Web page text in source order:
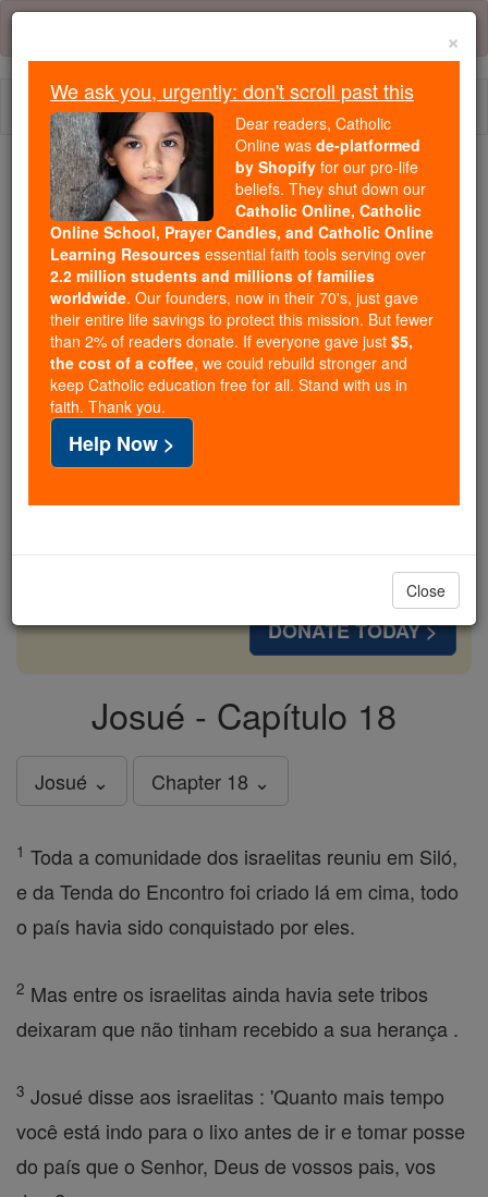
Skip
content
Because of You, 2.2 Million
Students Are Being Formed in the
Faith
Because of generous supporters like you,
Catholic Online School has already delivered
free, faithful Catholic education to over 2.2
million students across 193 countries. In an age
of noise and algorithms, you are helping form
souls with truth, prayer, Scripture, and Christ.
If everyone who reads this gave just $5 — the
free for all. Be Courageous. Be Catholic. Stand
DONATE TODAY >
Josué - Capítulo 18
Josué ⌄ Chapter 18 ⌄
1 Toda a comunidade dos israelitas reuniu em Siló,
e da Tenda do Encontro foi criado lá em cima, todo
o país havia sido conquistado por eles.
2 Mas entre os israelitas ainda havia sete tribos
deixaram que não tinham recebido a sua herança .
3 Josué disse aos israelitas : 'Quanto mais tempo
você está indo para o lixo antes de ir e tomar posse
do país que o Senhor, Deus de vossos pais, vos
×
We ask you, urgently: don't scroll past this
Dear readers, Catholic
Online was de-platformed
by Shopify for our pro-life
beliefs. They shut down our
Catholic Online, Catholic
Online School, Prayer Candles, and Catholic Online
Learning Resources essential faith tools serving over
2.2 million students and millions of families
worldwide. Our founders, now in their 70's, just gave
their entire life savings to protect this mission. But fewer
than 2% of readers donate. If everyone gave just $5,
the cost of a coffee, we could rebuild stronger and
keep Catholic education free for all. Stand with us in
faith. Thank you.
Help Now >
Close